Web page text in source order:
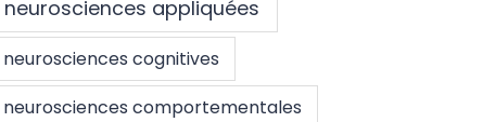
neurosciences appliquées
neurosciences cognitives
neurosciences comportementales